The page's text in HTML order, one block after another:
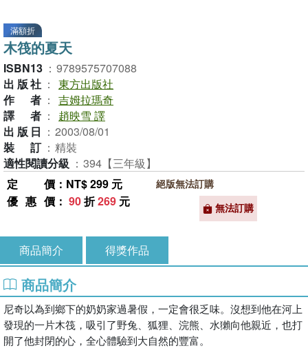
滿額折
木筏的夏天
ISBN13 ： 9789575707088
出版社 ： 東方出版社
作者 ： 吉姆拉瑪奇
譯者 ：
趙映雪 譯
出版日 ： 2003/08/01
裝訂 ： 精裝
適性閱讀分級 ： 394【三年級】
定價 ：NT$ 299 元
優惠價 ： 90折269 元
絕版無法訂購
無法訂購
商品簡介 得獎作品
商品簡介
尼奇以為到鄉下的奶奶家過暑假，一定會很乏味。沒想到他在河上
發現的一片木筏，吸引了野兔、狐狸、浣熊、水獺向他親近，也打
開了他封閉的心，全心體驗到大自然的豐富。